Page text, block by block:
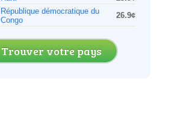
République démocratique du
Congo
26.9¢
Trouver votre pays